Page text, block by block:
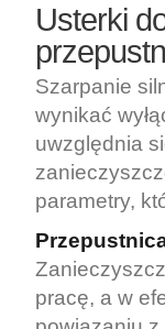
Usterki
Szarpanie
wynikać
uwzględnia
parametry,
pracę, a w